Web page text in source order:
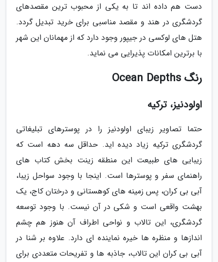
دست هم داده اند تا به یکی از محبوب ترین مقصدهای
گردشگری در هند و مقصد مناسبی برای خرید تبدیل گردد.
هتل های لوکسی در جیپور وجود دارد که از مهمانان این شهر
با برترین امکانات پذیرایی می نماید.
رنگ Ocean Depths
اولودنیز، ترکیه
حتما تصاویر زیبای اولودنیز را در پوسترهای تبلیغاتی
گردشگری ترکیه زیاد دیده اید. حداقل سه دهه است که
زیبایی های طبیعت این منطقه زینت بخش کتاب های
راهنمای سفر و پوسترها است. اینجا با وجود سواحل زیبا،
آبی بی کران، پس زمینه های کوهستانی و درختان کاج، یک
بهشت واقعی است و شکی در آن نیست. با وجود توسعه
گردشگری، این تالاب و نواحی اطراف آن هنوز هم چشم
اندازها و منظره ها خیره نماینده ای دارد. علاوه بر شنا در
آبی بی کران این تالاب، جاذبه ها و تفریحات متعددی برای